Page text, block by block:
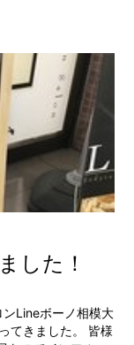
した！
Lineボーノ相模大
てきました。 皆様